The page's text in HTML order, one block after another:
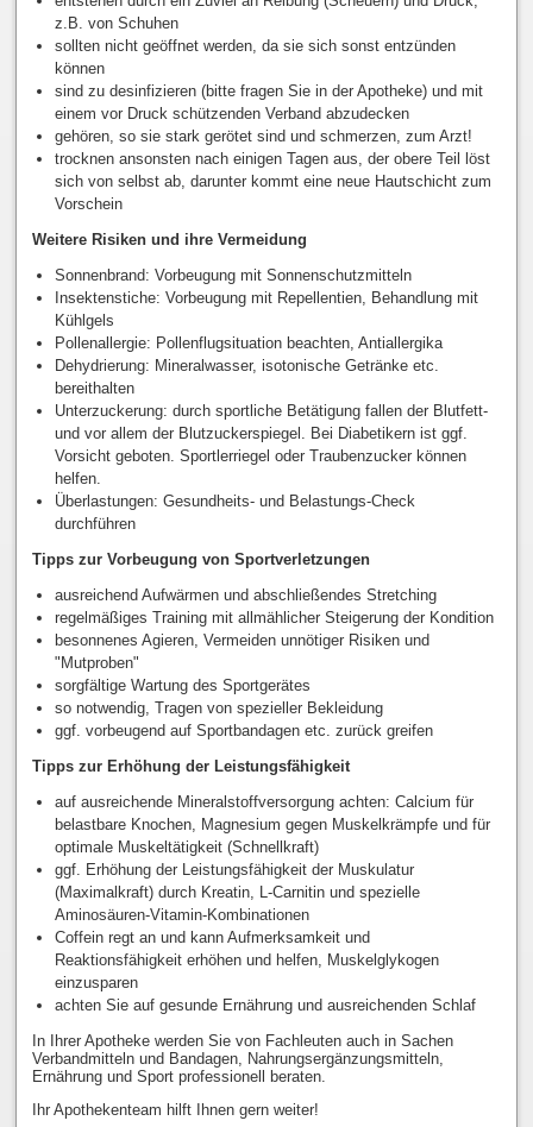
z.B. von Schuhen
sollten nicht geöffnet werden, da sie sich sonst entzünden
können
sind zu desinfizieren (bitte fragen Sie in der Apotheke) und mit
einem vor Druck schützenden Verband abzudecken
gehören, so sie stark gerötet sind und schmerzen, zum Arzt!
trocknen ansonsten nach einigen Tagen aus, der obere Teil löst
sich von selbst ab, darunter kommt eine neue Hautschicht zum
Vorschein
Weitere Risiken und ihre Vermeidung
Sonnenbrand: Vorbeugung mit Sonnenschutzmitteln
Insektenstiche: Vorbeugung mit Repellentien, Behandlung mit
Kühlgels
Pollenallergie: Pollenflugsituation beachten, Antiallergika
Dehydrierung: Mineralwasser, isotonische Getränke etc.
bereithalten
Unterzuckerung: durch sportliche Betätigung fallen der Blutfett-
und vor allem der Blutzuckerspiegel. Bei Diabetikern ist ggf.
Vorsicht geboten. Sportlerriegel oder Traubenzucker können
helfen.
Überlastungen: Gesundheits- und Belastungs-Check
durchführen
Tipps zur Vorbeugung von Sportverletzungen
ausreichend Aufwärmen und abschließendes Stretching
regelmäßiges Training mit allmählicher Steigerung der Kondition
besonnenes Agieren, Vermeiden unnötiger Risiken und
"Mutproben"
sorgfältige Wartung des Sportgerätes
so notwendig, Tragen von spezieller Bekleidung
ggf. vorbeugend auf Sportbandagen etc. zurück greifen
Tipps zur Erhöhung der Leistungsfähigkeit
auf ausreichende Mineralstoffversorgung achten: Calcium für
belastbare Knochen, Magnesium gegen Muskelkrämpfe und für
optimale Muskeltätigkeit (Schnellkraft)
ggf. Erhöhung der Leistungsfähigkeit der Muskulatur
(Maximalkraft) durch Kreatin, L-Carnitin und spezielle
Aminosäuren-Vitamin-Kombinationen
Coffein regt an und kann Aufmerksamkeit und
Reaktionsfähigkeit erhöhen und helfen, Muskelglykogen
einzusparen
achten Sie auf gesunde Ernährung und ausreichenden Schlaf
In Ihrer Apotheke werden Sie von Fachleuten auch in Sachen
Verbandmitteln und Bandagen, Nahrungsergänzungsmitteln,
Ernährung und Sport professionell beraten.
Ihr Apothekenteam hilft Ihnen gern weiter!